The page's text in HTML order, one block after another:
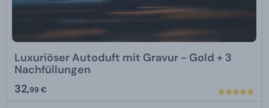
Luxuriöser Autoduft mit Gravur - Gold + 3
Nachfüllungen
32,99 €